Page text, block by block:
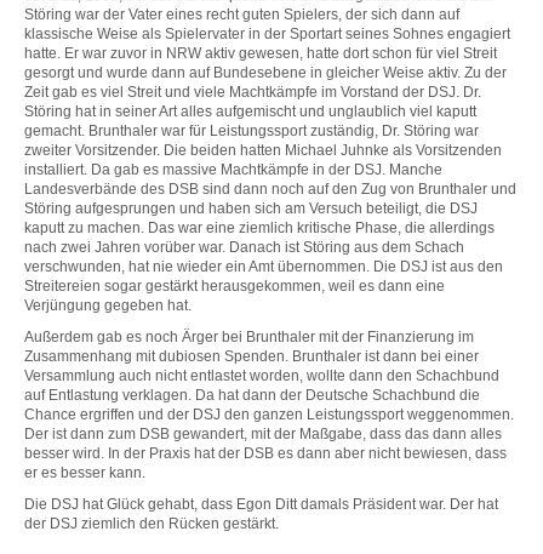
Störing war der Vater eines recht guten Spielers, der sich dann auf
klassische Weise als Spielervater in der Sportart seines Sohnes engagiert
hatte. Er war zuvor in NRW aktiv gewesen, hatte dort schon für viel Streit
gesorgt und wurde dann auf Bundesebene in gleicher Weise aktiv. Zu der
Zeit gab es viel Streit und viele Machtkämpfe im Vorstand der DSJ. Dr.
Störing hat in seiner Art alles aufgemischt und unglaublich viel kaputt
gemacht. Brunthaler war für Leistungssport zuständig, Dr. Störing war
zweiter Vorsitzender. Die beiden hatten Michael Juhnke als Vorsitzenden
installiert. Da gab es massive Machtkämpfe in der DSJ. Manche
Landesverbände des DSB sind dann noch auf den Zug von Brunthaler und
Störing aufgesprungen und haben sich am Versuch beteiligt, die DSJ
kaputt zu machen. Das war eine ziemlich kritische Phase, die allerdings
nach zwei Jahren vorüber war. Danach ist Störing aus dem Schach
verschwunden, hat nie wieder ein Amt übernommen. Die DSJ ist aus den
Streitereien sogar gestärkt herausgekommen, weil es dann eine
Verjüngung gegeben hat.
Außerdem gab es noch Ärger bei Brunthaler mit der Finanzierung im
Zusammenhang mit dubiosen Spenden. Brunthaler ist dann bei einer
Versammlung auch nicht entlastet worden, wollte dann den Schachbund
auf Entlastung verklagen. Da hat dann der Deutsche Schachbund die
Chance ergriffen und der DSJ den ganzen Leistungssport weggenommen.
Der ist dann zum DSB gewandert, mit der Maßgabe, dass das dann alles
besser wird. In der Praxis hat der DSB es dann aber nicht bewiesen, dass
er es besser kann.
Die DSJ hat Glück gehabt, dass Egon Ditt damals Präsident war. Der hat
der DSJ ziemlich den Rücken gestärkt.